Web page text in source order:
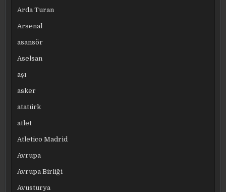
Arda Turan
Arsenal
asansör
Aselsan
aşı
asker
atatürk
atlet
Atletico Madrid
Avrupa
Avrupa Birliği
Avusturya